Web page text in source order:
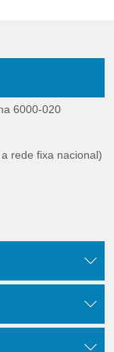
6000-020
rede fixa nacional)